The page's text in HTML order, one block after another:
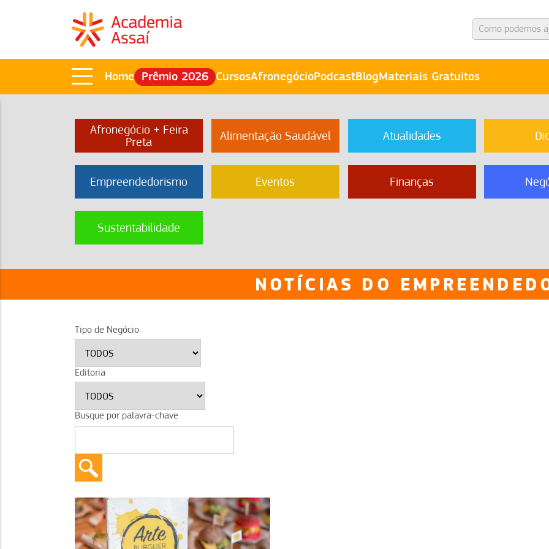
Home Prêmio 2026 CursosAfronegócioPodcastBlogMateriais Gratuitos
Afronegócio + Feira
Preta
Alimentação Saudável Atualidades
Empreendedorismo Eventos Finanças
Sustentabilidade
NOTÍCIAS DO
Tipo de Negócio
Editoria
Busque por palavra-chave